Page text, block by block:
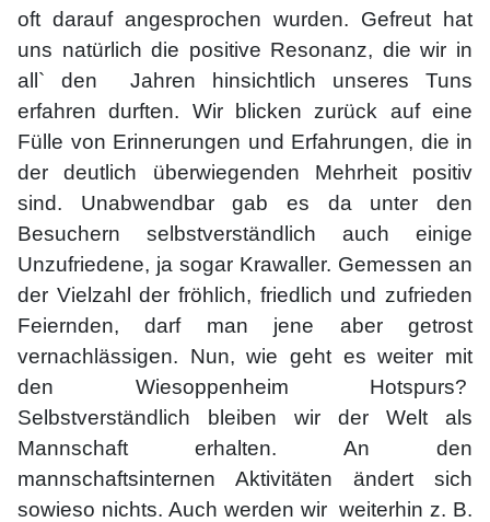
oft darauf angesprochen wurden. Gefreut hat
uns natürlich die positive Resonanz, die wir in
all` den Jahren hinsichtlich unseres Tuns
erfahren durften. Wir blicken zurück auf eine
Fülle von Erinnerungen und Erfahrungen, die in
der deutlich überwiegenden Mehrheit positiv
sind. Unabwendbar gab es da unter den
Besuchern selbstverständlich auch einige
Unzufriedene, ja sogar Krawaller. Gemessen an
der Vielzahl der fröhlich, friedlich und zufrieden
Feiernden, darf man jene aber getrost
vernachlässigen. Nun, wie geht es weiter mit
den Wiesoppenheim Hotspurs?
Selbstverständlich bleiben wir der Welt als
Mannschaft erhalten. An den
mannschaftsinternen Aktivitäten ändert sich
sowieso nichts. Auch werden wir weiterhin z. B.